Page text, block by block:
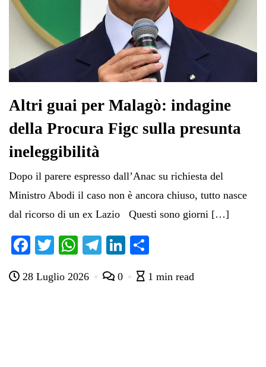
Altri guai per Malagò: indagine
della Procura Figc sulla presunta
ineleggibilità
Dopo il parere espresso dall’Anac su richiesta del
Ministro Abodi il caso non è ancora chiuso, tutto nasce
dal ricorso di un ex Lazio Questi sono giorni […]
Fa
bo
T
tte
W
ts
Te
gr
Li
ed di
28 Luglio 2026 0 1 min read